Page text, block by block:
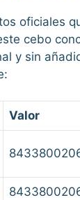
oficiales
cebo
y sin
Valor